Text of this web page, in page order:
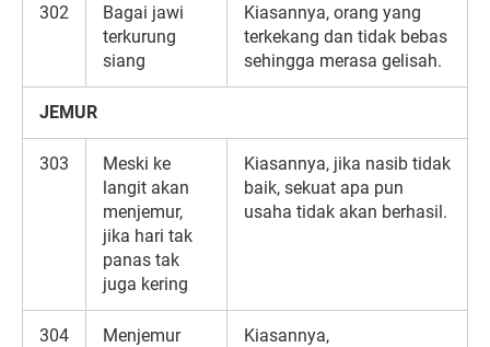
302
Bagai jawi
terkurung
siang
Kiasannya, orang yang
terkekang dan tidak bebas
sehingga merasa gelisah.
JEMUR
303
Meski ke
langit akan
menjemur,
jika hari tak
panas tak
juga kering
Kiasannya, jika nasib tidak
baik, sekuat apa pun
usaha tidak akan berhasil.
304
Menjemur
Kiasannya,